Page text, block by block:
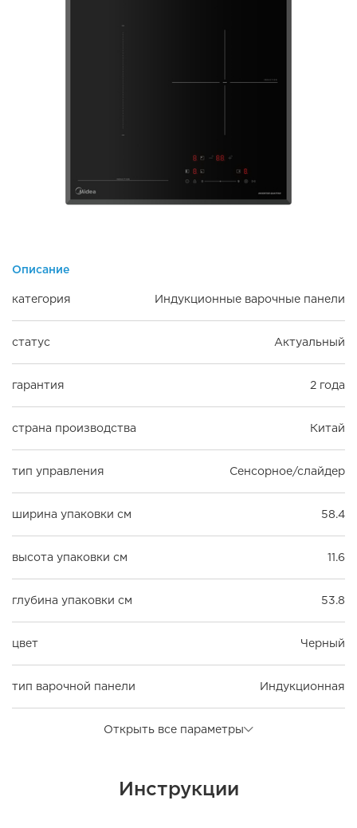
Описание
категория Индукционные варочные панели
статус Актуальный
гарантия 2 года
страна производства Китай
тип управления Сенсорное/слайдер
ширина упаковки см 58.4
высота упаковки см 11.6
глубина упаковки см 53.8
цвет Черный
тип варочной панели Индукционная
Открыть все параметры
Инструкции